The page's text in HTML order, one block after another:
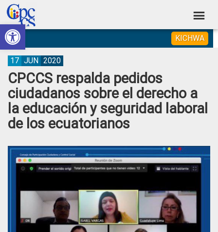
Abrir barra de herramientas
Skip
to
primary
navigation
Skip
to
main
content
Skip
to
primary
sidebar
Skip
to
footer
Consejo
de
Participación
Ciudadana
Control
Social
Construyendo
Poder
Ciudadano
KICHWA
CPCCS respalda pedidos
ciudadanos sobre el derecho a
la educación y seguridad laboral
de los ecuatorianos
17 JUN 2020